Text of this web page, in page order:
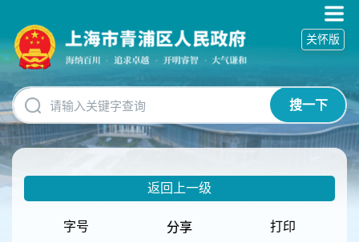
碍
操
明
跳
转
到
网
搜一下
关怀版
返回上一级
字号
分享 打印